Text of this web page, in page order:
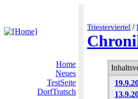
Triesterviertel /
Home
Neues
TestSeite
DorfTratsch